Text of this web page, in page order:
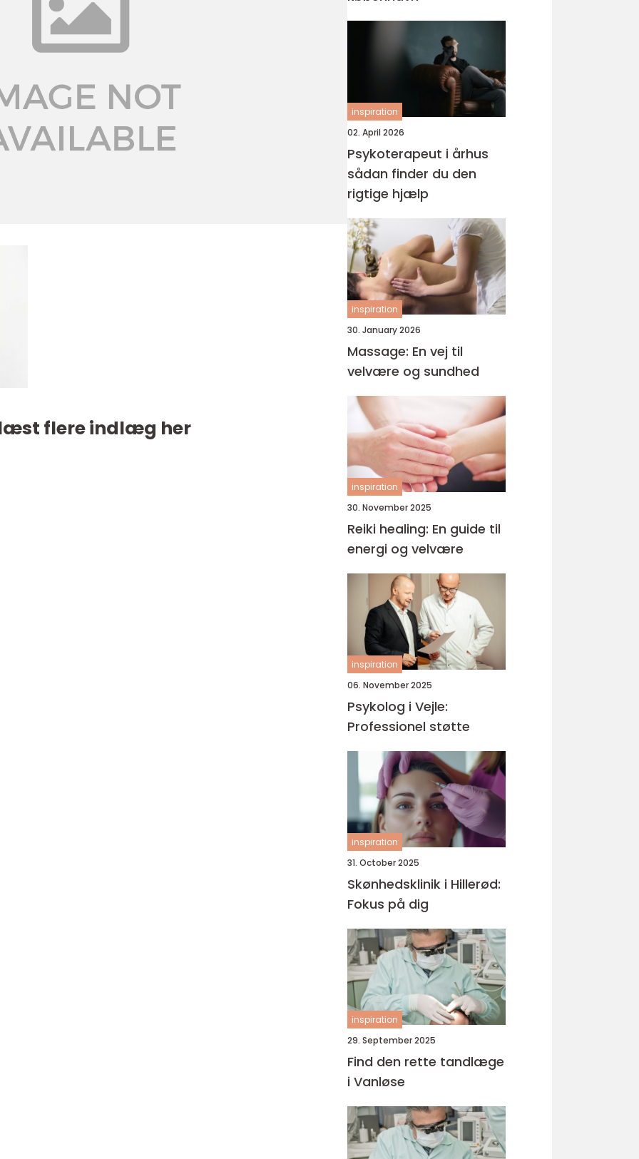
flere indlæg her
inspiration
02. April 2026
Psykoterapeut i århus
sådan finder du den
rigtige hjælp
inspiration
30. January 2026
Massage: En vej til
velvære og sundhed
inspiration
30. November 2025
Reiki healing: En guide til
energi og velvære
inspiration
06. November 2025
Psykolog i Vejle:
Professionel støtte
inspiration
31. October 2025
Skønhedsklinik i Hillerød:
Fokus på dig
inspiration
29. September 2025
Find den rette tandlæge
i Vanløse